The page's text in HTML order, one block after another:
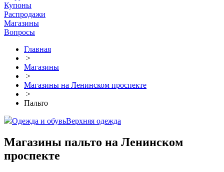
Купоны
Распродажи
Магазины
Вопросы
Главная
>
Магазины
>
Магазины на Ленинском проспекте
>
Пальто
Одежда и обувьВерхняя одежда
Магазины пальто на Ленинском
проспекте